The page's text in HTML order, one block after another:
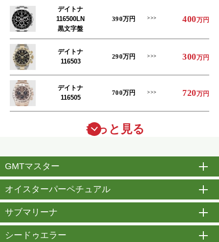
デイトナ
116500LN
黒文字盤
390万円 400万円
デイトナ
116503
290万円 300万円
デイトナ
116505
700万円 720万円
もっと見る
GMTマスター
オイスターパーペチュアル
サブマリーナ
シードゥエラー